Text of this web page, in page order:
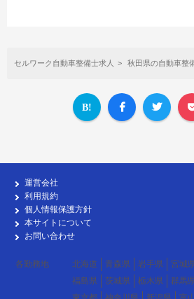
セルワーク自動車整備士求人 秋田県の自動車整
運営会社
利用規約
個人情報保護方針
本サイトについて
お問い合わせ
各勤務地 北海道 青森県 岩手県 宮城
福島県
茨城県 栃木県 群馬